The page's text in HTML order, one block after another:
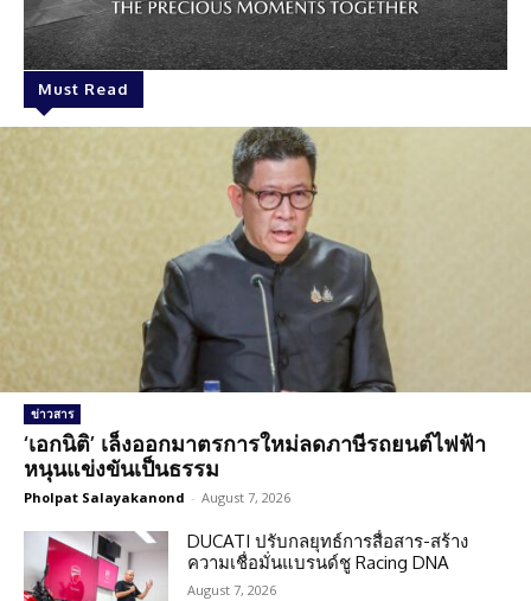
Must Read
ข่าวสาร
‘เอกนิติ’ เล็งออกมาตรการใหม่ลดภาษีรถยนต์ไฟฟ้า
หนุนแข่งขันเป็นธรรม
Pholpat Salayakanond - August 7, 2026
DUCATI ปรับกลยุทธ์การสื่อสาร-สร้าง
ความเชื่อมั่นแบรนด์ชู Racing DNA
August 7, 2026